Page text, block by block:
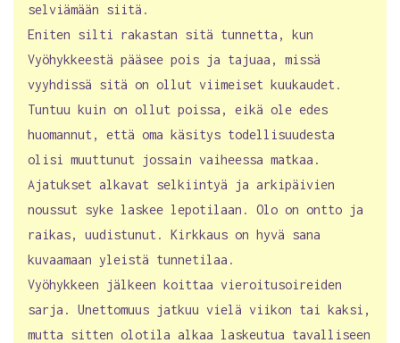
selviämään siitä.
Eniten silti rakastan sitä tunnetta, kun
Vyöhykkeestä pääsee pois ja tajuaa, missä
vyyhdissä sitä on ollut viimeiset kuukaudet.
Tuntuu kuin on ollut poissa, eikä ole edes
huomannut, että oma käsitys todellisuudesta
olisi muuttunut jossain vaiheessa matkaa.
Ajatukset alkavat selkiintyä ja arkipäivien
noussut syke laskee lepotilaan. Olo on ontto ja
raikas, uudistunut. Kirkkaus on hyvä sana
kuvaamaan yleistä tunnetilaa.
Vyöhykkeen jälkeen koittaa vieroitusoireiden
sarja. Unettomuus jatkuu vielä viikon tai kaksi,
mutta sitten olotila alkaa laskeutua tavalliseen